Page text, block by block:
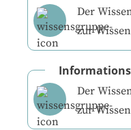
Der
zur
Der
zur